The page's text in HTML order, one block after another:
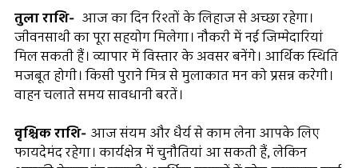
तुला राशि- आज का दिन रिश्तों के लिहाज से अच्छा रहेगा।
जीवनसाथी का पूरा सहयोग मिलेगा। नौकरी में नई जिम्मेदारियां
मिल सकती हैं। व्यापार में विस्तार के अवसर बनेंगे। आर्थिक स्थिति
मजबूत होगी। किसी पुराने मित्र से मुलाकात मन को प्रसन्न करेगी।
वाहन चलाते समय सावधानी बरतें।
वृश्चिक राशि- आज संयम और धैर्य से काम लेना आपके लिए
फायदेमंद रहेगा। कार्यक्षेत्र में चुनौतियां आ सकती हैं, लेकिन